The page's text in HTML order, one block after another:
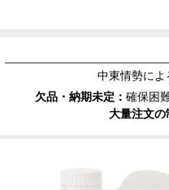
中東情勢によ
欠品・納期未定： 確保困
大量注文の